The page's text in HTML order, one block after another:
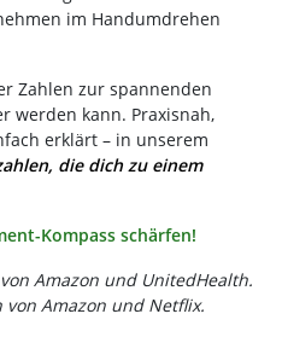
im Handumdrehen
Zahlen zur spannenden
werden kann. Praxisnah,
erklärt – in unserem
die dich zu einem
Kompass schärfen!
Amazon und UnitedHealth.
Amazon und Netflix.